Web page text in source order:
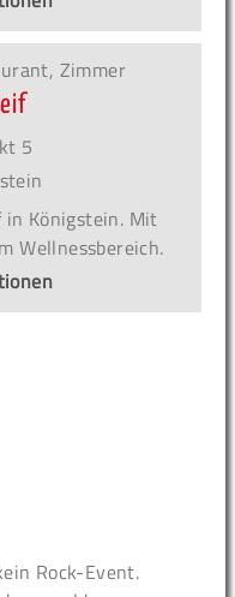
Zimmer
5
in Königstein. Mit
Wellnessbereich.
Rock-Event.